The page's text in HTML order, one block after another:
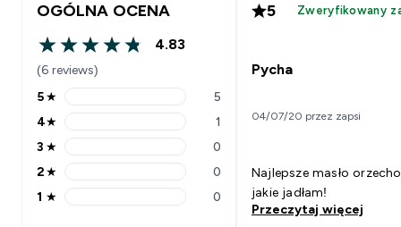
OGÓLNA OCENA
4.83 out of 5 stars
4.83
(6 reviews)
5 stars rating 5 reviews
5★ 5
4 stars rating 1 reviews
4★ 1
3 stars rating 0 reviews
3 ★ 0
2 stars rating 0 reviews
2★ 0
1 stars rating 0 reviews
1 ★ 0
5 Zweryfikowany
Pycha
04/07/20 przez zapsi
Najlepsze masło
jakie jadłam!
Przeczytaj więcej